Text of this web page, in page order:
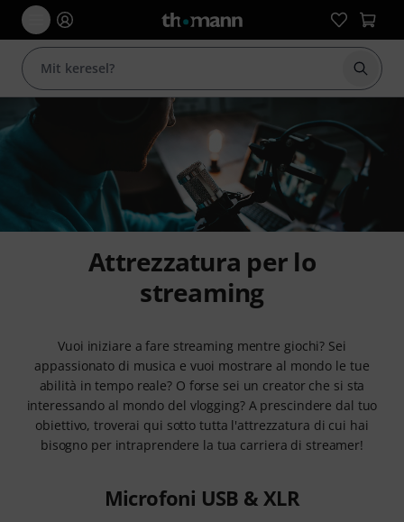
Attrezzatura per lo
streaming
Vuoi iniziare a fare streaming mentre giochi? Sei
appassionato di musica e vuoi mostrare al mondo le tue
abilità in tempo reale? O forse sei un creator che si sta
interessando al mondo del vlogging? A prescindere dal tuo
obiettivo, troverai qui sotto tutta l'attrezzatura di cui hai
bisogno per intraprendere la tua carriera di streamer!
Microfoni USB & XLR